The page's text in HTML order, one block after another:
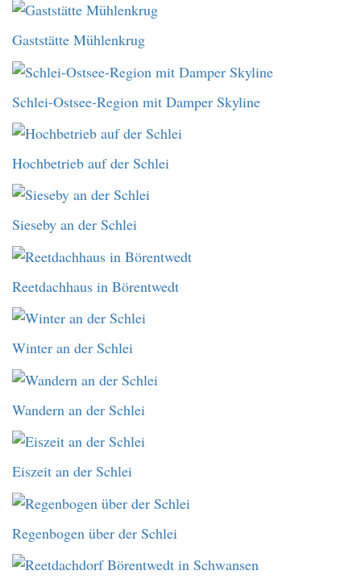
Gaststätte Mühlenkrug
Schlei-Ostsee-Region mit Damper Skyline
Hochbetrieb auf der Schlei
Sieseby an der Schlei
Reetdachhaus in Börentwedt
Winter an der Schlei
Wandern an der Schlei
Eiszeit an der Schlei
Regenbogen über der Schlei